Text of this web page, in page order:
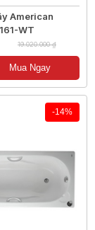
American
WT
19.020.000 ₫
Mua Ngay
-14%